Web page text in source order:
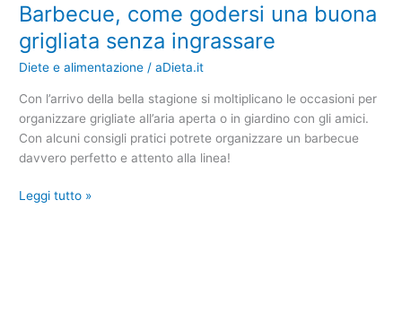
Barbecue, come godersi una buona
grigliata senza ingrassare
Diete e alimentazione /aDieta.it
Con l’arrivo della bella stagione si moltiplicano le occasioni per
organizzare grigliate all’aria aperta o in giardino con gli amici.
Con alcuni consigli pratici potrete organizzare un barbecue
davvero perfetto e attento alla linea!
Barbecue,
come
godersi
una
senza
Leggi tutto »